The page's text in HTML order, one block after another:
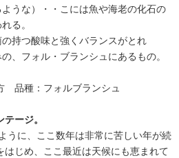
うな）・・こには魚や海老の化石の
る。
持つ酸味と強くバランスがとれ
、フォル・ブランシュにあるもの。
品種：フォルブランシュ
ージ。
うに、ここ数年は非常に苦しい年が続
じめ、ここ最近は天候にも恵まれて